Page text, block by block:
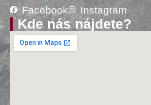
Facebook
Instagram
Kde nás nájdete?